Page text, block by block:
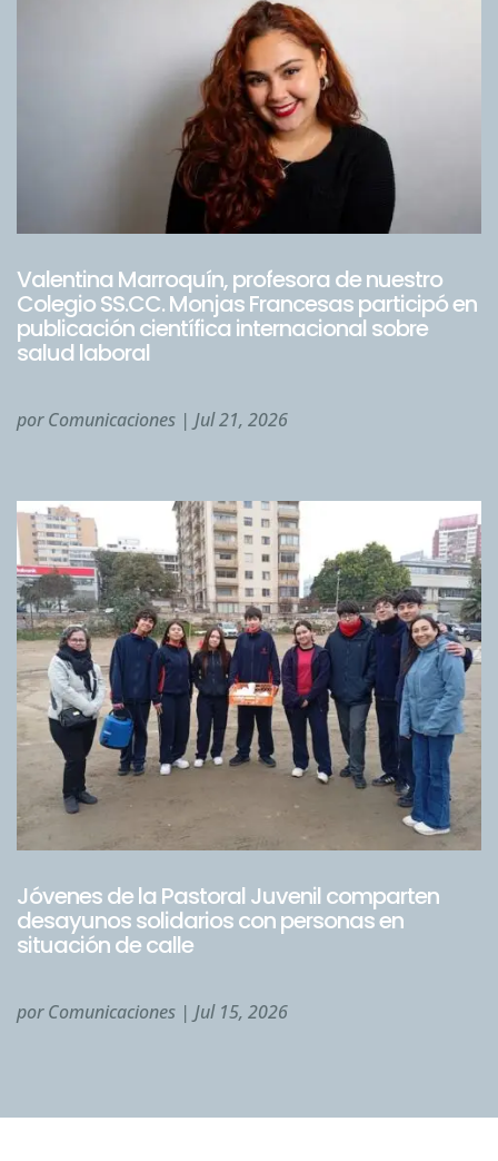
Valentina Marroquín, profesora de nuestro
Colegio SS.CC. Monjas Francesas participó en
publicación científica internacional sobre
salud laboral
porComunicaciones | Jul 21, 2026
Jóvenes de la Pastoral Juvenil comparten
desayunos solidarios con personas en
situación de calle
porComunicaciones | Jul 15, 2026